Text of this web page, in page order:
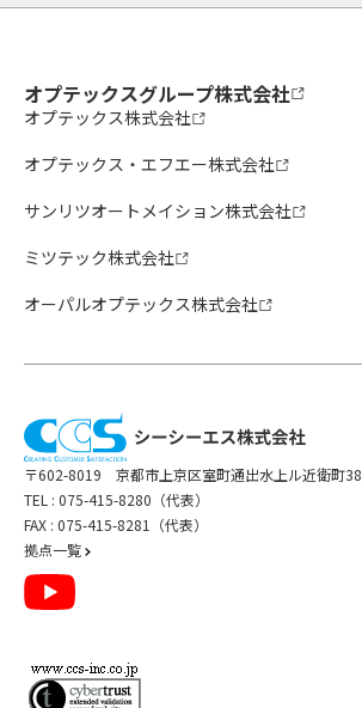
オプテックスグループ株式会社
オプテックス株式会社
オプテックス・エフエー株式会社
サンリツオートメイション株式会社
ミツテック株式会社
オーパルオプテックス株式会社
〒602-8019 京都市上京区室町通出水上ル近衛町38
TEL : 075-415-8280（代表）
FAX : 075-415-8281（代表）
拠点一覧